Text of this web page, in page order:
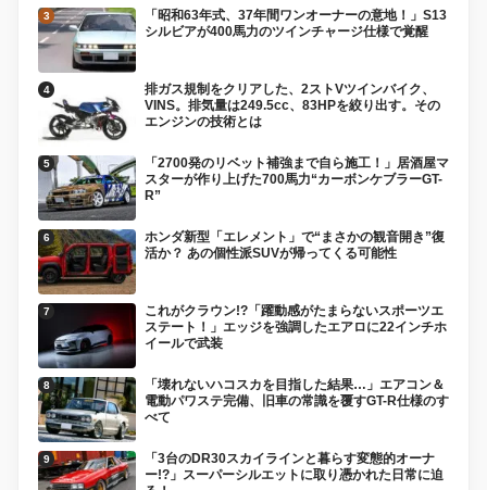
「昭和63年式、37年間ワンオーナーの意地！」S13
シルビアが400馬力のツインチャージ仕様で覚醒
排ガス規制をクリアした、2ストVツインバイク、
VINS。排気量は249.5cc、83HPを絞り出す。その
エンジンの技術とは
「2700発のリベット補強まで自ら施工！」居酒屋マ
スターが作り上げた700馬力“カーボンケブラーGT-
R”
ホンダ新型「エレメント」で“まさかの観音開き”復
活か？ あの個性派SUVが帰ってくる可能性
これがクラウン!?「躍動感がたまらないスポーツエ
ステート！」エッジを強調したエアロに22インチホ
イールで武装
「壊れないハコスカを目指した結果…」エアコン＆
電動パワステ完備、旧車の常識を覆すGT-R仕様のす
べて
「3台のDR30スカイラインと暮らす変態的オーナ
ー!?」スーパーシルエットに取り憑かれた日常に迫